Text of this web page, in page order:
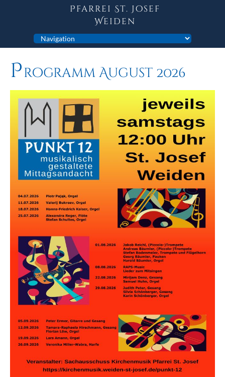
Pfarrei St. Josef
Weiden
Zielseite
PRogramm August 2026